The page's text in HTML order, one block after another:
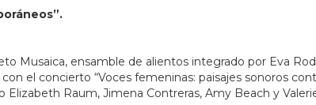
Musaica, ensamble de alientos integrado por Eva
el concierto “Voces femeninas: paisajes sonoros
Raum, Jimena Contreras, Amy Beach y